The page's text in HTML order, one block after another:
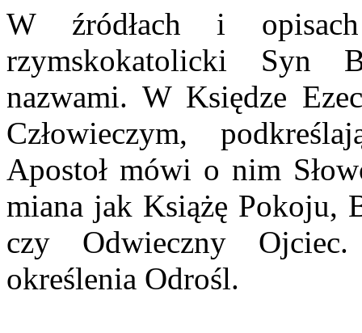
W źródłach i
rzymskokatolicki Syn
nazwami. W Księdze
Człowieczym,
Apostoł mówi o nim
miana jak Książę Pokoju,
czy Odwieczny Ojciec.
określenia Odrośl.